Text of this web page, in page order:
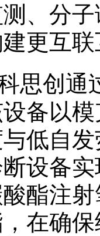
、分
更互
思创通
备以模
低自
设备
酯注
在确